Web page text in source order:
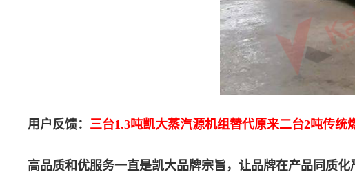
用户反馈： 三台1.3吨凯大蒸汽源机组替代原来二台2吨传统
高品质和优服务一直是凯大品牌宗旨，让品牌在产品同质化